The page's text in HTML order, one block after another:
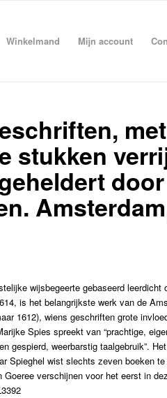
Winkelmand Mijn account
met
stukken
door
wijsbegeerte gebaseerd leerdicht
is het belangrijkste werk van de
1612), wiens geschriften grote
Spies spreekt van “prachtige,
gespierd, weerbarstig taalgebruik”.
Spieghel wist slechts zeven boeken
verschijnen voor het eerst in